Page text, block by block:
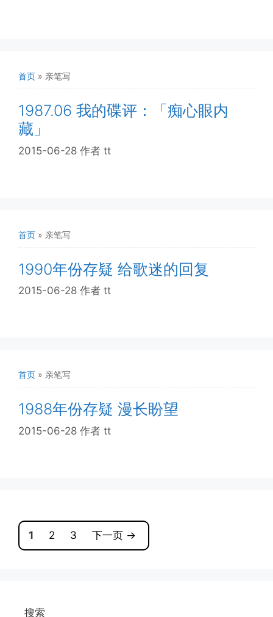
首页 » 亲笔写
1987.06 我的碟评：「痴心眼内
藏」
2015-06-28 作者 tt
首页 » 亲笔写
1990年份存疑 给歌迷的回复
2015-06-28 作者 tt
首页 » 亲笔写
1988年份存疑 漫长盼望
2015-06-28 作者 tt
页
面
1
页
面
2
页
面
3 下一页 →
搜索